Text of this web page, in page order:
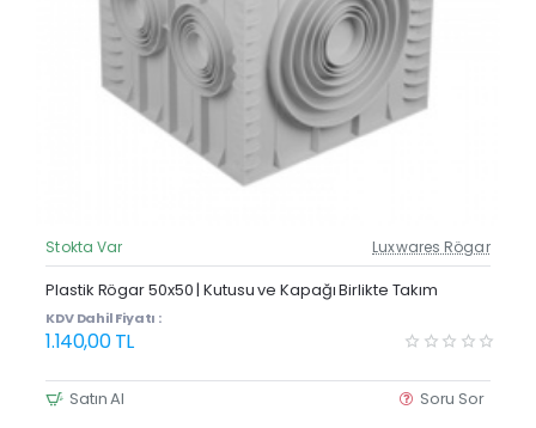
Güncel Fiyat
Stokta Var Luxwares Rögar
Plastik Rögar 50x50 | Kutusu ve Kapağı Birlikte Takım
KDV Dahil Fiyatı :
1.140,00 TL
Satın Al Soru Sor